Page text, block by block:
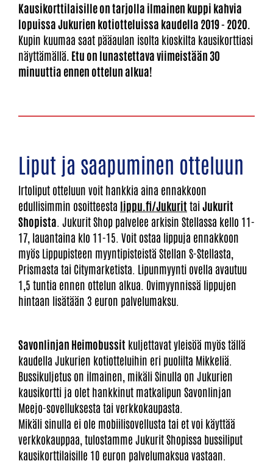
Kausikorttilaisille on tarjolla ilmainen kuppi kahvia
lopuissa Jukurien kotiotteluissa kaudella 2019 - 2020.
Kupin kuumaa saat pääaulan isolta kioskilta kausikorttiasi
näyttämällä. Etu on lunastettava viimeistään 30
minuuttia ennen ottelun alkua!
Liput ja saapuminen otteluun
Irtoliput otteluun voit hankkia aina ennakkoon
edullisimmin osoitteesta lippu.fi/Jukurit taiJukurit
Shopista . Jukurit Shop palvelee arkisin Stellassa kello 11-
17, lauantaina klo 11-15. Voit ostaa lippuja ennakkoon
myös Lippupisteen myyntipisteistä Stellan S-Stellasta,
Prismasta tai Citymarketista. Lipunmyynti ovella avautuu
1,5 tuntia ennen ottelun alkua. Ovimyynnissä lippujen
hintaan lisätään 3 euron palvelumaksu.
​​​Savonlinjan Heimobussit kuljettavat yleisöä myös tällä
kaudella Jukurien kotiotteluihin eri puolilta Mikkeliä.
Bussikuljetus on ilmainen, mikäli Sinulla on Jukurien
kausikortti ja olet hankkinut matkalipun Savonlinjan
Meejo-sovelluksesta tai verkkokaupasta.
Mikäli sinulla ei ole mobiilisovellusta tai et voi käyttää
verkkokauppaa, tulostamme Jukurit Shopissa bussiliput
kausikorttilaisille 10 euron palvelumaksua vastaan.